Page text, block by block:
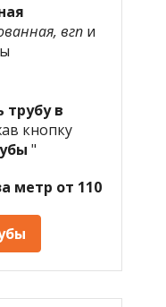
вгп и
трубу в
кнопку
"
метр от 110